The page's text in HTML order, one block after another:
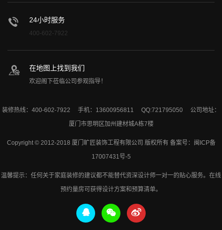
24小时服务
400-602-7922
在地图上找到我们
欢迎阁下莅临公司参观指导！
装修热线：400-602-7922 手机：13600956811 QQ:721795050 公司地址：
厦门市思明区加州建材城A栋7楼
Copyright © 2012-2018 厦门旷匠装饰工程有限公司 版权所有 备案号：
闽ICP备
17007431号-5
温馨提示：任何关于家庭装修的建议都不能替代资深设计师一对一的贴心服务。在线
预约量房可获得设计方案和预算清单。